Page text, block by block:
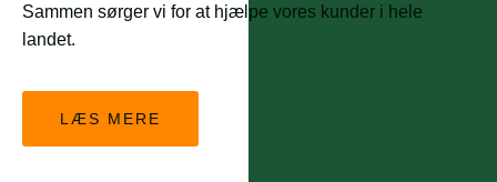
Sammen sørger vi for at hjælpe vores kunder i hele
landet.
LÆS MERE